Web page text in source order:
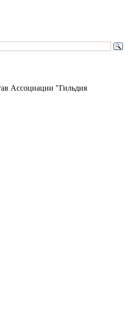
Ассоциации "Гильдия